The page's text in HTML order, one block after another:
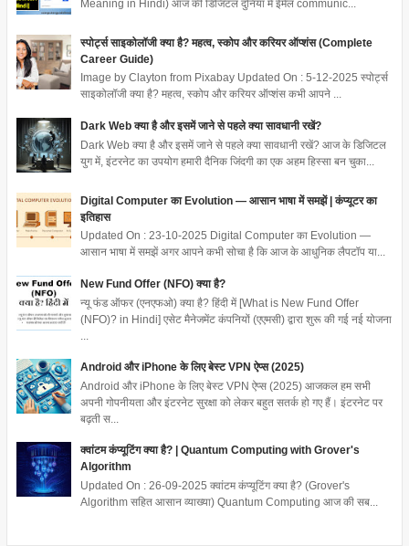
Meaning in Hindi) आज की डिजिटल दुनिया में ईमेल communic...
स्पोर्ट्स साइकोलॉजी क्या है? महत्व, स्कोप और करियर ऑप्शंस (Complete
Career Guide)
Image by Clayton from Pixabay Updated On : 5-12-2025 स्पोर्ट्स
साइकोलॉजी क्या है? महत्व, स्कोप और करियर ऑप्शंस कभी आपने ...
Dark Web क्या है और इसमें जाने से पहले क्या सावधानी रखें?
Dark Web क्या है और इसमें जाने से पहले क्या सावधानी रखें? आज के डिजिटल
युग में, इंटरनेट का उपयोग हमारी दैनिक जिंदगी का एक अहम हिस्सा बन चुका...
Digital Computer का Evolution — आसान भाषा में समझें | कंप्यूटर का
इतिहास
Updated On : 23-10-2025 Digital Computer का Evolution —
आसान भाषा में समझें अगर आपने कभी सोचा है कि आज के आधुनिक लैपटॉप या...
New Fund Offer (NFO) क्या है?
न्यू फंड ऑफर (एनएफओ) क्या है? हिंदी में [What is New Fund Offer
(NFO)? in Hindi] एसेट मैनेजमेंट कंपनियों (एएमसी) द्वारा शुरू की गई नई योजना
Android और iPhone के लिए बेस्ट VPN ऐप्स (2025)
Android और iPhone के लिए बेस्ट VPN ऐप्स (2025) आजकल हम सभी
अपनी गोपनीयता और इंटरनेट सुरक्षा को लेकर बहुत सतर्क हो गए हैं। इंटरनेट पर
बढ़ती स...
क्वांटम कंप्यूटिंग क्या है? | Quantum Computing with Grover's
Algorithm
Updated On : 26-09-2025 क्वांटम कंप्यूटिंग क्या है? (Grover's
Algorithm सहित आसान व्याख्या) Quantum Computing आज की सब...